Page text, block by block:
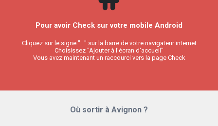
Pour avoir Check sur votre mobile Android
Cliquez sur le signe "..." sur la barre de votre navigateur internet
Choisissez "Ajouter à l'écran d'accueil"
Vous avez maintenant un raccourci vers la page Check
Où sortir à Avignon ?